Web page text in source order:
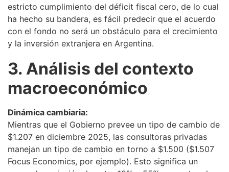
estricto cumplimiento del déficit fiscal cero, de lo cual
ha hecho su bandera, es fácil predecir que el acuerdo
con el fondo no será un obstáculo para el crecimiento
y la inversión extranjera en Argentina.
3. Análisis del contexto
macroeconómico
Dinámica cambiaria:
Mientras que el Gobierno prevee un tipo de cambio de
$1.207 en diciembre 2025, las consultoras privadas
manejan un tipo de cambio en torno a $1.500 ($1.507
Focus Economics, por ejemplo). Esto significa un